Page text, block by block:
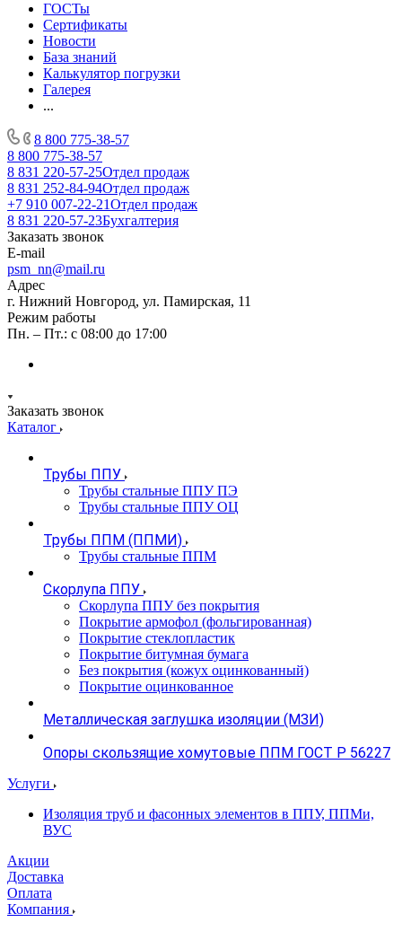
ГОСТы
Сертификаты
Новости
База знаний
Калькулятор погрузки
Галерея
...
8 800 775-38-57
8 800 775-38-57
8 831 220-57-25Отдел продаж
8 831 252-84-94Отдел продаж
+7 910 007-22-21Отдел продаж
8 831 220-57-23Бухгалтерия
Заказать звонок
E-mail
psm_nn@mail.ru
Адрес
г. Нижний Новгород, ул. Памирская, 11
Режим работы
Пн. – Пт.: с 08:00 до 17:00
Заказать звонок
Каталог
Трубы ППУ
Трубы стальные ППУ ПЭ
Трубы стальные ППУ ОЦ
Трубы ППМ (ППМИ)
Трубы стальные ППМ
Скорлупа ППУ
Скорлупа ППУ без покрытия
Покрытие армофол (фольгированная)
Покрытие стеклопластик
Покрытие битумная бумага
Без покрытия (кожух оцинкованный)
Покрытие оцинкованное
Металлическая заглушка изоляции (МЗИ)
Опоры скользящие хомутовые ППМ ГОСТ Р 56227
Услуги
Изоляция труб и фасонных элементов в ППУ, ППМи,
ВУС
Акции
Доставка
Оплата
Компания